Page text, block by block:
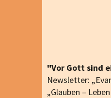
"Vor Gott sind
Newsletter:
„Glauben –